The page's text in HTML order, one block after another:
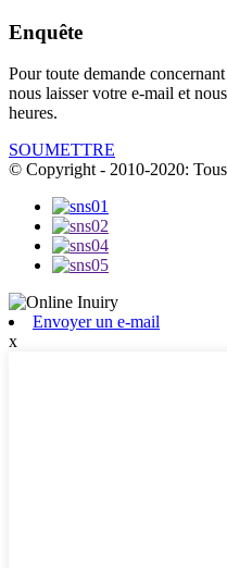
Enquête
Pour toute demande
nous laisser votre e-mail et
heures.
SOUMETTRE
© Copyright - 2010-2020: Tous
Envoyer un e-mail
x